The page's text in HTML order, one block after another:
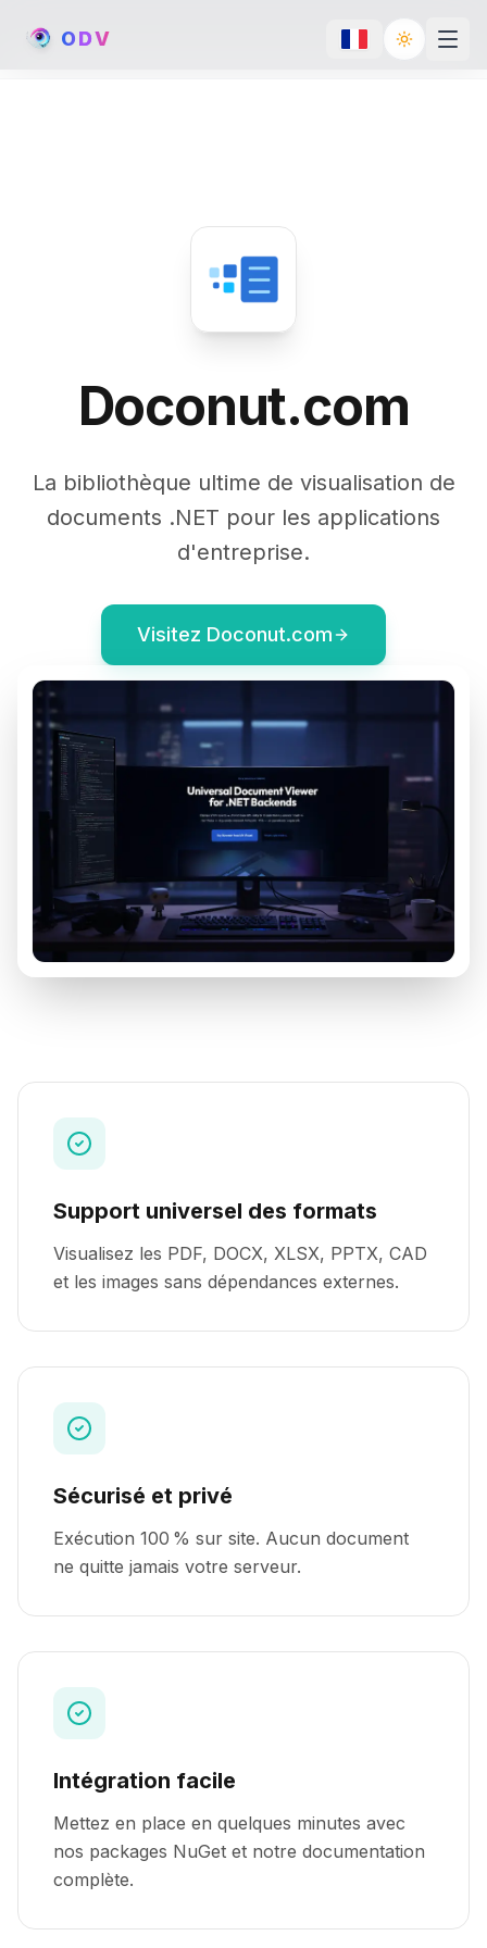
ODV Toggle
Doconut.com
La bibliothèque ultime de visualisation de
documents .NET pour les applications
d'entreprise.
Visitez Doconut.com
Support universel des formats
Visualisez les PDF, DOCX, XLSX, PPTX, CAD
et les images sans dépendances externes.
Sécurisé et privé
Exécution 100 % sur site. Aucun document
ne quitte jamais votre serveur.
Intégration facile
Mettez en place en quelques minutes avec
nos packages NuGet et notre documentation
complète.